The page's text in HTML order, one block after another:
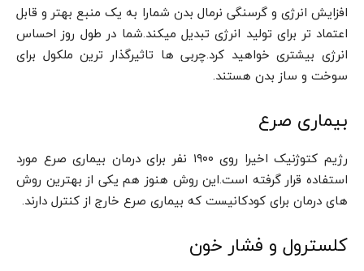
افزایش انرژی و گرسنگی نرمال بدن شمارا به یک منبع بهتر و قابل
اعتماد تر برای تولید انرژی تبدیل میکند.شما در طول روز احساس
انرژی بیشتری خواهید کرد.چربی ها تاثیرگذار ترین ملکول برای
سوخت و ساز بدن هستند.
بیماری صرع
رژیم کتوژنیک اخیرا روی ۱۹۰۰ نفر برای درمان بیماری صرع مورد
استفاده قرار گرفته است.این روش هنوز هم یکی از بهترین روش
های درمان برای کودکانیست که بیماری صرع خارج از کنترل دارند.
کلسترول و فشار خون